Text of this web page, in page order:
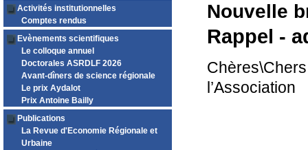
Activités institutionnelles
Comptes rendus
Evènements scientifiques
Le colloque annuel
Doctorales ASRDLF 2026
Avant-dîners de science régionale
Le prix Aydalot
Prix Antoine Bailly
Publications
La Revue d'Economie Régionale et
Urbaine
Nouvelle
Rappel -
l’Association